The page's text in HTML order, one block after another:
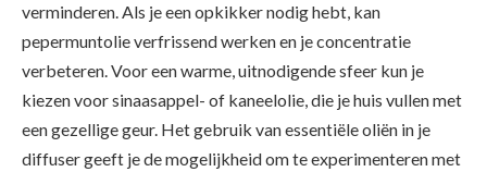
verminderen. Als je een opkikker nodig hebt, kan
pepermuntolie verfrissend werken en je concentratie
verbeteren. Voor een warme, uitnodigende sfeer kun je
kiezen voor sinaasappel- of kaneelolie, die je huis vullen met
een gezellige geur. Het gebruik van essentiële oliën in je
diffuser geeft je de mogelijkheid om te experimenteren met